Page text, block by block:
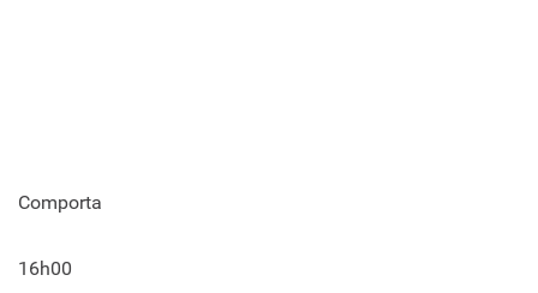
Comporta
16h00